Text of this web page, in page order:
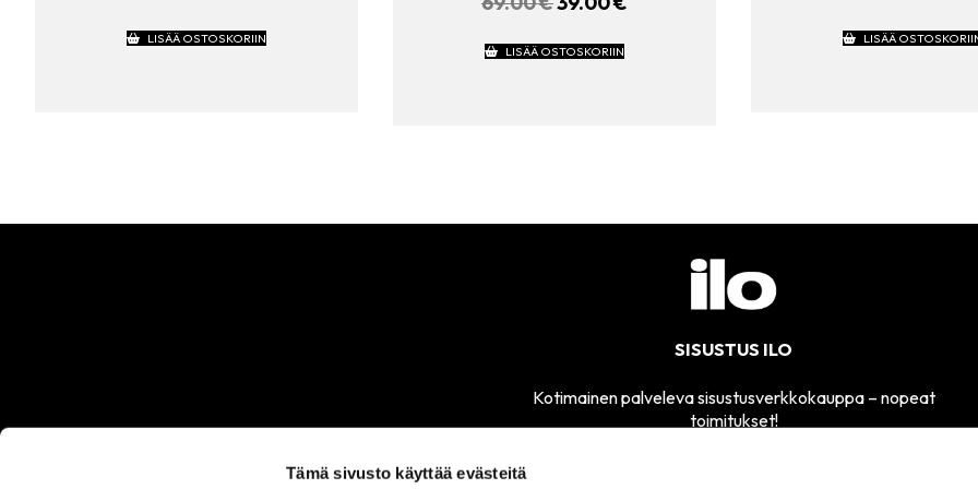
Tämä sivusto käyttää evästeitä
LISÄÄ OSTOSKORIIN
OLI:
69.00 €.
LISÄÄ OSTOSKORIIN
LISÄÄ
SISUSTUS ILO
Kotimainen palveleva sisustusverkkokauppa – nopeat
toimitukset!